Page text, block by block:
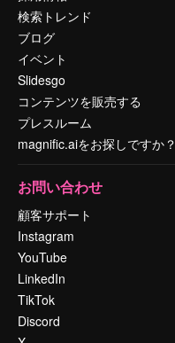
検索トレンド
ブログ
イベント
Slidesgo
コンテンツを販売する
プレスルーム
magnific.aiをお探しですか？
お問い合わせ
顧客サポート
Instagram
YouTube
LinkedIn
TikTok
Discord